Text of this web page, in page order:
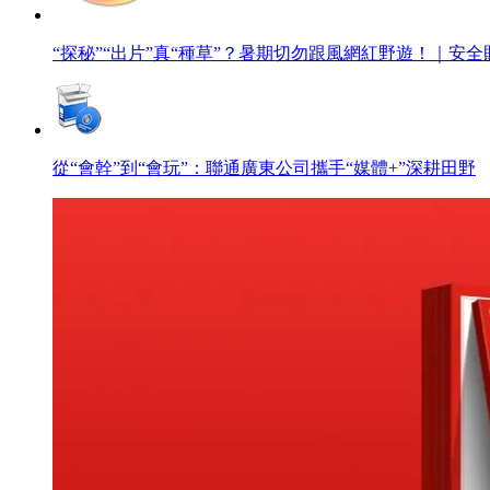
“探秘”“出片”真“種草”？暑期切勿跟風網紅野遊！｜安全
從“會幹”到“會玩”：聯通廣東公司攜手“媒體+”深耕田野